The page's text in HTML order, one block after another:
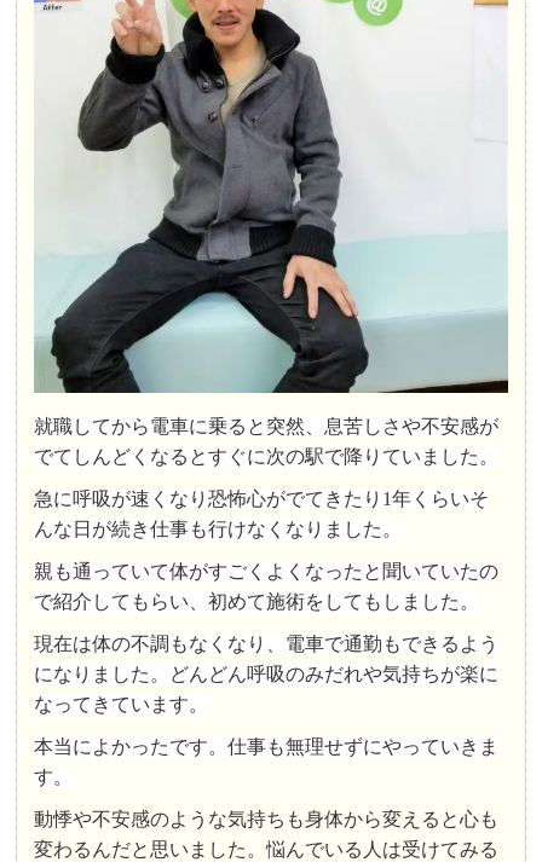
就職してから電車に乗ると突然、息苦しさや不安感が
でてしんどくなるとすぐに次の駅で降りていました。
急に呼吸が速くなり恐怖心がでてきたり1年くらいそ
んな日が続き仕事も行けなくなりました。
親も通っていて体がすごくよくなったと聞いていたの
で紹介してもらい、初めて施術をしてもしました。
現在は体の不調もなくなり、電車で通勤もできるよう
になりました。どんどん呼吸のみだれや気持ちが楽に
なってきています。
本当によかったです。仕事も無理せずにやっていきま
す。
動悸や不安感のような気持ちも身体から変えると心も
変わるんだと思いました。悩んでいる人は受けてみる